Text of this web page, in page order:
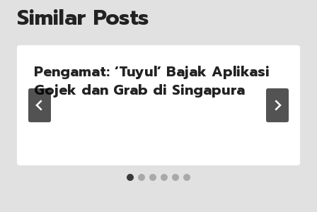
Similar Posts
Pengamat: ‘Tuyul’ Bajak Aplikasi
Gojek dan Grab di Singapura